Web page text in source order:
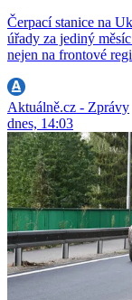
Čerpací stanice na
úřady za jediný
nejen na frontové
Aktuálně.cz - Zprávy
dnes, 14:03